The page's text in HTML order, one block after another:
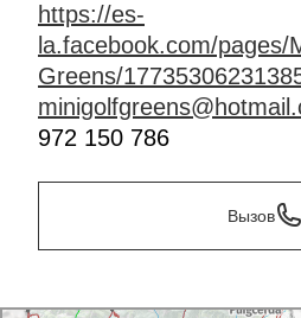
https://es-
la.facebook.com/pages/
Greens/
972 150 786
Вызов